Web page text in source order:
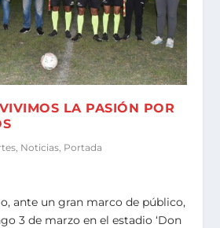
LA PASIÓN POR
, Noticias, Portada
ante un gran marco de público,
3 de marzo en el estadio ‘Don